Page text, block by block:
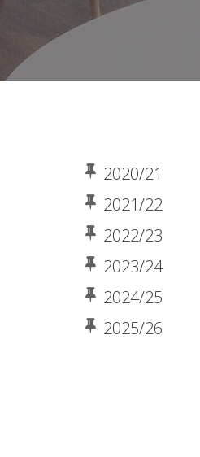
2020/21
2021/22
2022/23
2023/24
2024/25
2025/26